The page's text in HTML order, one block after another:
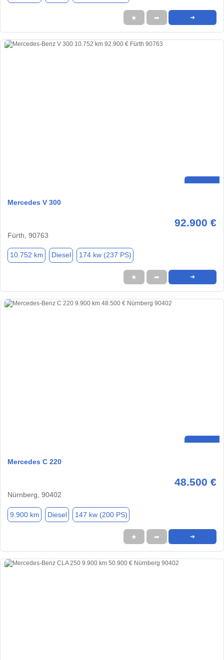
★ ➦ ➜
Mercedes V 300
92.900 €
Fürth, 90763
10.752 km Diesel 174 kw (237 PS)
★ ➦ ➜
Mercedes C 220
48.500 €
Nürnberg, 90402
9.900 km Diesel 147 kw (200 PS)
★ ➦ ➜